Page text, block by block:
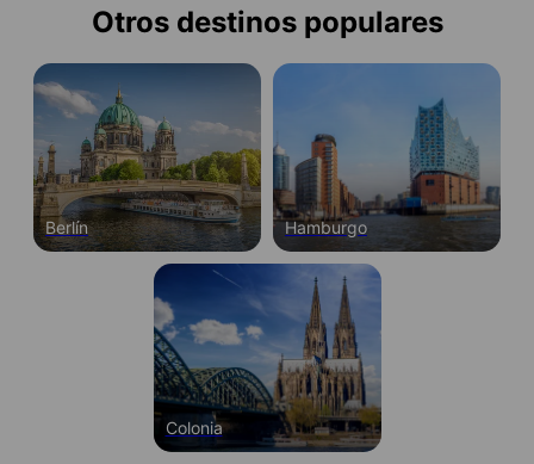
Otros destinos populares
Berlín Hamburgo
Colonia